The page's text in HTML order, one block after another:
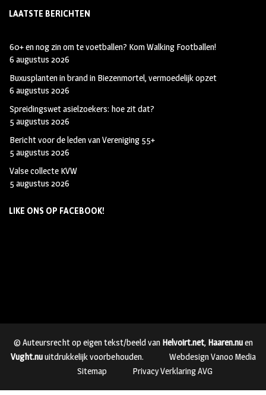
LAATSTE BERICHTEN
60+ en nog zin om te voetballen? Kom Walking Footballen!
6 augustus 2026
Buxusplanten in brand in Biezenmortel, vermoedelijk opzet
6 augustus 2026
Spreidingswet asielzoekers: hoe zit dat?
5 augustus 2026
Bericht voor de leden van Vereniging 55+
5 augustus 2026
Valse collecte KVW
5 augustus 2026
LIKE ONS OP FACEBOOK!
© Auteursrecht op eigen tekst/beeld van Helvoirt.net, Haaren.nuen
Vught.nuuitdrukkelijk voorbehouden.
Webdesign Vanoo Media
Sitemap
Privacy Verklaring AVG